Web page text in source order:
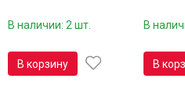
В наличии: 2 шт.
В корзину
В
В